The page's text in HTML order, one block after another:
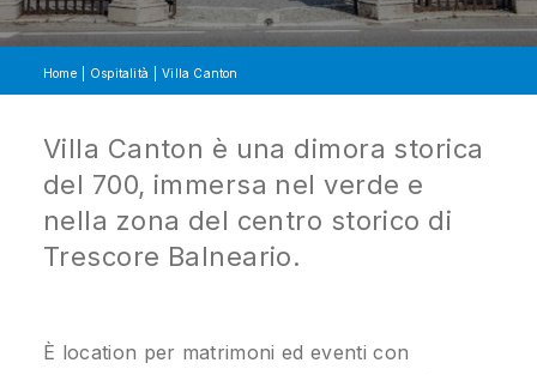
Home Ospitalità Villa Canton
Villa Canton è una dimora storica
del 700, immersa nel verde e
nella zona del centro storico di
Trescore Balneario.
È location per matrimoni ed eventi con